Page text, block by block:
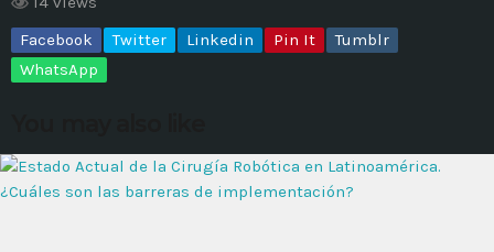
MOST UPVOTED
Facebook
Twitter Linkedin Pin It
Tumblr
WhatsApp